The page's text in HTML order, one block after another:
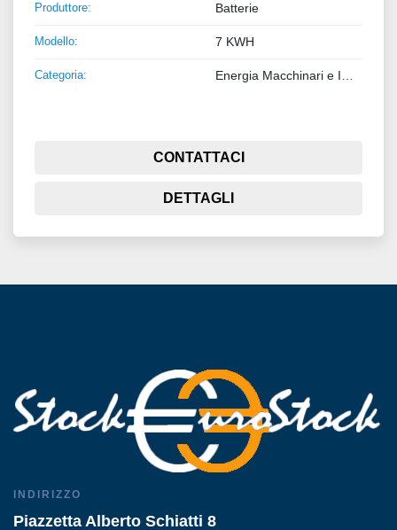
Produttore: Batterie
Modello: 7 KWH
Categoria:
CONTATTACI
DETTAGLI
INDIRIZZO
Piazzetta Alberto Schiatti 8